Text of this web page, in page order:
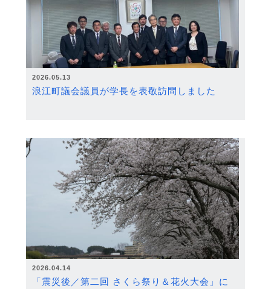
2026.05.13
浪江町議会議員が学長を表敬訪問しました
2026.04.14
「震災後／第二回 さくら祭り＆花火大会」に